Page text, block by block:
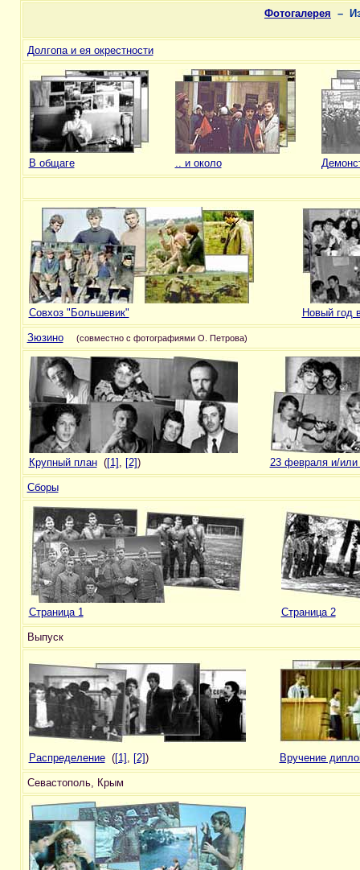
Фотогалерея –
Долгопа и ея окрестности
В общаге .. и около
Совхоз "Большевик" Новый год
Зюзино (совместно с фотографиями О. Петрова)
Крупный план([1] , [2]) 23 февраля и/или
Сборы
Страница 1 Страница 2
Выпуск
Распределение([1] , [2]) Вручение
Севастополь, Крым